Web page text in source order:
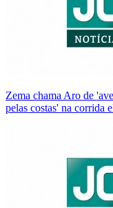
Zema chama Aro de
pelas costas' na corrida